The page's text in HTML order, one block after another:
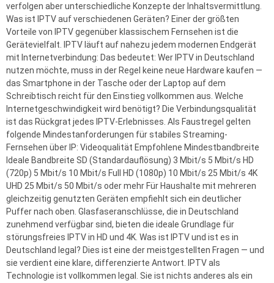
verfolgen aber unterschiedliche Konzepte der Inhaltsvermittlung.
Was ist IPTV auf verschiedenen Geräten? Einer der größten
Vorteile von IPTV gegenüber klassischem Fernsehen ist die
Gerätevielfalt. IPTV läuft auf nahezu jedem modernen Endgerät
mit Internetverbindung: Das bedeutet: Wer IPTV in Deutschland
nutzen möchte, muss in der Regel keine neue Hardware kaufen —
das Smartphone in der Tasche oder der Laptop auf dem
Schreibtisch reicht für den Einstieg vollkommen aus. Welche
Internetgeschwindigkeit wird benötigt? Die Verbindungsqualität
ist das Rückgrat jedes IPTV-Erlebnisses. Als Faustregel gelten
folgende Mindestanforderungen für stabiles Streaming-
Fernsehen über IP: Videoqualität Empfohlene Mindestbandbreite
Ideale Bandbreite SD (Standardauflösung) 3 Mbit/s 5 Mbit/s HD
(720p) 5 Mbit/s 10 Mbit/s Full HD (1080p) 10 Mbit/s 25 Mbit/s 4K
UHD 25 Mbit/s 50 Mbit/s oder mehr Für Haushalte mit mehreren
gleichzeitig genutzten Geräten empfiehlt sich ein deutlicher
Puffer nach oben. Glasfaseranschlüsse, die in Deutschland
zunehmend verfügbar sind, bieten die ideale Grundlage für
störungsfreies IPTV in HD und 4K. Was ist IPTV und ist es in
Deutschland legal? Dies ist eine der meistgestellten Fragen — und
sie verdient eine klare, differenzierte Antwort. IPTV als
Technologie ist vollkommen legal. Sie ist nichts anderes als ein